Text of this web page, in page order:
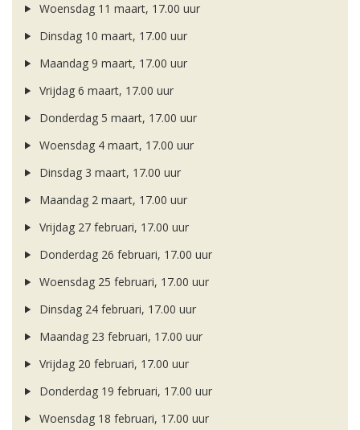
Woensdag 11 maart, 17.00 uur
Dinsdag 10 maart, 17.00 uur
Maandag 9 maart, 17.00 uur
Vrijdag 6 maart, 17.00 uur
Donderdag 5 maart, 17.00 uur
Woensdag 4 maart, 17.00 uur
Dinsdag 3 maart, 17.00 uur
Maandag 2 maart, 17.00 uur
Vrijdag 27 februari, 17.00 uur
Donderdag 26 februari, 17.00 uur
Woensdag 25 februari, 17.00 uur
Dinsdag 24 februari, 17.00 uur
Maandag 23 februari, 17.00 uur
Vrijdag 20 februari, 17.00 uur
Donderdag 19 februari, 17.00 uur
Woensdag 18 februari, 17.00 uur